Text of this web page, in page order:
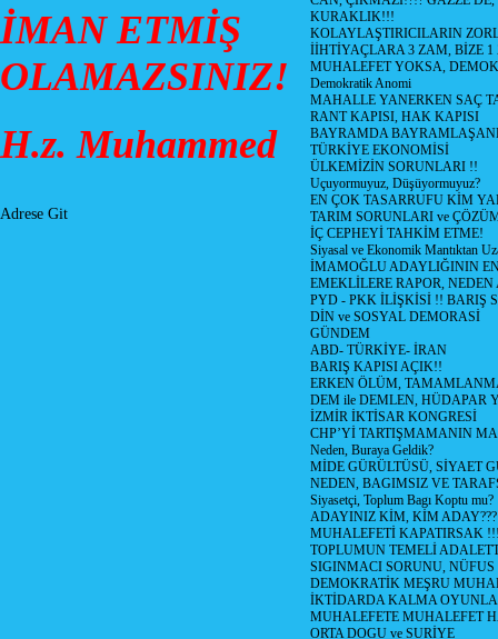
İMAN ETMİŞ
OLAMAZSINIZ!
H.z. Muhammed
Adrese Git
KURAKLIK!!!
KOLAYLAŞTIRICILARIN
İİHTİYAÇLARA 3 ZAM, BİZE
MUHALEFET YOKSA,
Demokratik Anomi
MAHALLE YANERKEN SAÇ
RANT KAPISI, HAK KAPISI
BAYRAMDA
TÜRKİYE EKONOMİSİ
ÜLKEMİZİN SORUNLARI !!
Uçuyormuyuz, Düşüyormuyuz?
EN ÇOK TASARRUFU KİM
TARIM SORUNLARI ve
İÇ CEPHEYİ TAHKİM ETME!
Siyasal ve Ekonomik Mantıktan
İMAMOĞLU ADAYLIĞININ
EMEKLİLERE RAPOR,
PYD - PKK İLİŞKİSİ !! BARIŞ
DİN ve SOSYAL DEMORASİ
GÜNDEM
ABD- TÜRKİYE- İRAN
BARIŞ KAPISI AÇIK!!
ERKEN ÖLÜM,
DEM ile DEMLEN, HÜDAPAR
İZMİR İKTİSAR KONGRESİ
CHP’Yİ TARTIŞMAMANIN
Neden, Buraya Geldik?
MİDE GÜRÜLTÜSÜ, SİYAET
NEDEN, BAGIMSIZ VE
Siyasetçi, Toplum Bagı Koptu mu?
ADAYINIZ KİM, KİM ADAY???
MUHALEFETİ KAPATIRSAK
TOPLUMUN TEMELİ
SIGINMACI SORUNU,
DEMOKRATİK MEŞRU
İKTİDARDA KALMA
MUHALEFETE MUHALEFET
ORTA DOGU ve SURİYE